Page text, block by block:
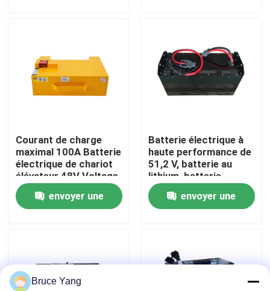
Visite d'usine
Contrôle de qualité
batterie au lithium de chariot élévateur
Lithium électrique Ion Battery de chariot élévateur
Batterie de camion de palette
Courant de charge
maximal 100A Batterie
électrique de chariot
élévateur 48V Voltage
pour des
performances
optimales
envoyer une
Batterie électrique à
haute performance de
51,2 V, batterie au
lithium, batterie
LiFePO4
envoyer une
Bruce Yang